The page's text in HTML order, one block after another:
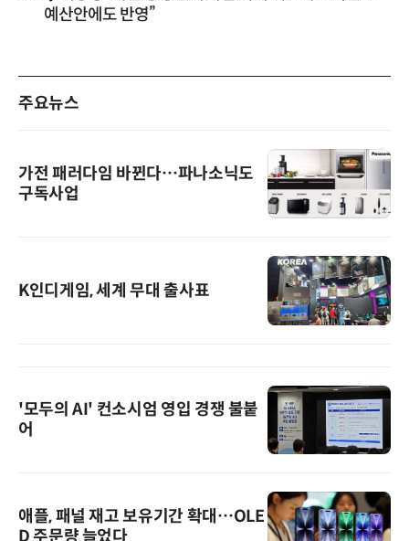
예산안에도 반영”
주요뉴스
가전 패러다임 바뀐다…파나소닉도
구독사업
K인디게임, 세계 무대 출사표
'모두의 AI' 컨소시엄 영입 경쟁 불붙
어
애플, 패널 재고 보유기간 확대…OLE
D 주문량 늘었다